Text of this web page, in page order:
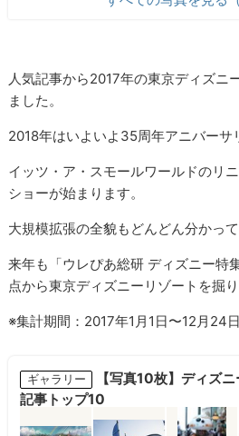
人気記事から2017年の東京ディズニ
ました。
2018年はいよいよ35周年アニバーサ
イッツ・ア・スモールワールドのリ
ショーが始まります。
大規模拡張の全貌もどんどん分かっ
来年も「ウレぴあ総研 ディズニー特
点から東京ディズニーリゾートを掘
※集計期間：2017年1月1日〜12月24日
ギャラリー
【写真10枚】ディズ
記事トップ10